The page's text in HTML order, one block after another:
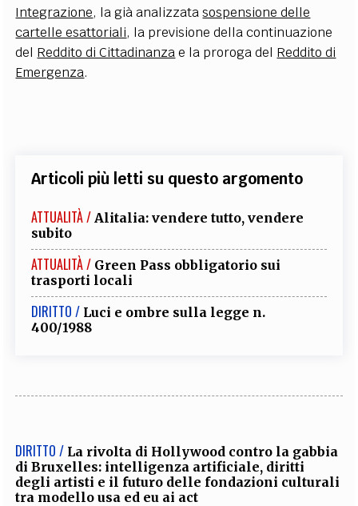
Integrazione, la già analizzatasospensione delle
cartelle esattoriali, la previsione della continuazione
del Reddito di Cittadinanzae la proroga del Reddito di
Emergenza.
Articoli più letti su questo argomento
ATTUALITÀ / Alitalia: vendere tutto, vendere
subito
ATTUALITÀ / Green Pass obbligatorio sui
trasporti locali
DIRITTO / Luci e ombre sulla legge n.
400/1988
DIRITTO / La rivolta di Hollywood contro la gabbia
di Bruxelles: intelligenza artificiale, diritti
degli artisti e il futuro delle fondazioni culturali
tra modello usa ed eu ai act